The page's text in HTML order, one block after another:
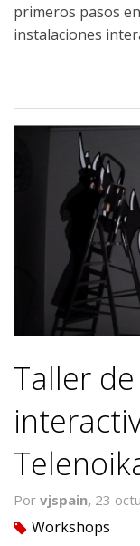
primeros pasos
instalaciones
Taller
Por vjspain, 23
tag Workshops